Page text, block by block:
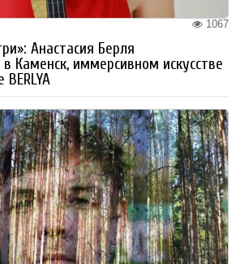
1067
Анастасия Берля
Каменск, иммерсивном искусстве